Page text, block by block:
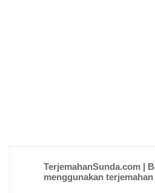
TerjemahanSunda.com |
menggunakan